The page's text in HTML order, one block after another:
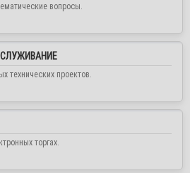
вопросы.
технических проектов.
торгах.